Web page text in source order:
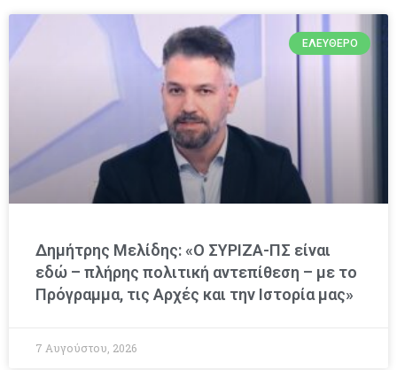
ΕΛΕΎΘΕΡΟ
Δημήτρης Μελίδης: «Ο ΣΥΡΙΖΑ-ΠΣ είναι
εδώ – πλήρης πολιτική αντεπίθεση – με το
Πρόγραμμα, τις Αρχές και την Ιστορία μας»
7 Αυγούστου, 2026